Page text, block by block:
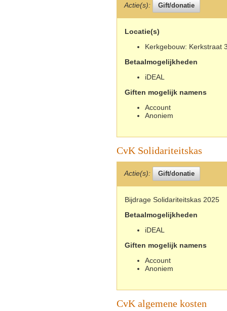
Actie(s):
Locatie(s)
Kerkgebouw: Kerkstraat
Betaalmogelijkheden
iDEAL
Giften mogelijk namens
Account
Anoniem
CvK Solidariteitskas
Actie(s):
Bijdrage Solidariteitskas 2025
Betaalmogelijkheden
iDEAL
Giften mogelijk namens
Account
Anoniem
CvK algemene kosten